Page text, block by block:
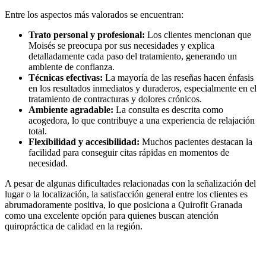
Entre los aspectos más valorados se encuentran:
Trato personal y profesional: Los clientes mencionan que
Moisés se preocupa por sus necesidades y explica
detalladamente cada paso del tratamiento, generando un
ambiente de confianza.
Técnicas efectivas: La mayoría de las reseñas hacen énfasis
en los resultados inmediatos y duraderos, especialmente en el
tratamiento de contracturas y dolores crónicos.
Ambiente agradable: La consulta es descrita como
acogedora, lo que contribuye a una experiencia de relajación
total.
Flexibilidad y accesibilidad: Muchos pacientes destacan la
facilidad para conseguir citas rápidas en momentos de
necesidad.
A pesar de algunas dificultades relacionadas con la señalización del
lugar o la localización, la satisfacción general entre los clientes es
abrumadoramente positiva, lo que posiciona a Quirofit Granada
como una excelente opción para quienes buscan atención
quiropráctica de calidad en la región.